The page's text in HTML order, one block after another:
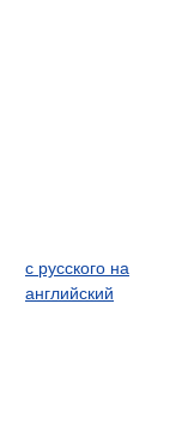
с русского на
английский